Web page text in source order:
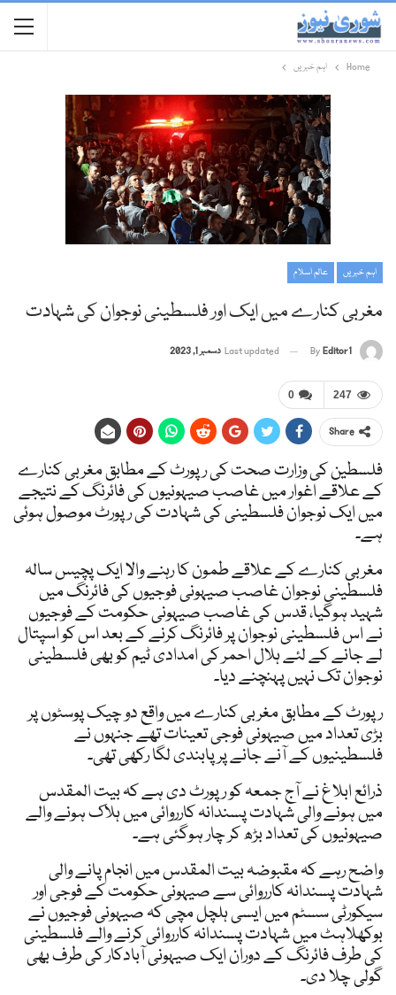
Home اہم خبریں
اہم خبریں عالم اسلام
مغربی کنارے میں ایک اور فلسطینی نوجوان کی شہادت
ByEditor1
Last updated دسمبر 1, 2023
0 247
Share
فلسطین کی وزارت صحت کی رپورٹ کے مطابق مغربی کنارے
کے علاقے اغوار میں غاصب صیہونیوں کی فائرنگ کے نتیجے
میں ایک نوجوان فلسطینی کی شہادت کی رپورٹ موصول ہوئی
ہے۔
مغربی کنارے کے علاقے طمون کا رہنے والا ایک پچیس سالہ
فلسطینی نوجوان غاصب صیہونی فوجیوں کی فائرنگ میں
شہید ہوگیا، قدس کی غاصب صیہونی حکومت کے فوجیوں
نے اس فلسطینی نوجوان پر فائرنگ کرنے کے بعد اس کو اسپتال
لے جانے کے لئے ہلال احمر کی امدادی ٹیم کو بھی فلسطینی
نوجوان تک نہیں پہنچنے دیا۔
رپورٹ کے مطابق مغربی کنارے میں واقع دو چیک پوسٹوں پر
بڑی تعداد میں صیہونی فوجی تعینات تھے جنہوں نے
فلسطینیوں کے آنے جانے پر پابندی لگا رکھی تھی۔
ذرائع ابلاغ نے آج جمعہ کو رپورٹ دی ہے کہ بیت المقدس
میں ہونے والی شہادت پسندانہ کارروائی میں ہلاک ہونے والے
صیہونیوں کی تعداد بڑھ کر چار ہوگئی ہے۔
واضح رہے کہ مقبوضہ بیت المقدس میں انجام پانے والی
شہادت پسندانہ کارروائی سے صیہونی حکومت کے فوجی اور
سیکورٹی سسٹم میں ایسی ہلچل مچی کہ صیہونی فوجیوں نے
بوکھلاہٹ میں شہادت پسندانہ کارروائی کرنے والے فلسطینی
کی طرف فائرنگ کے دوران ایک صیہونی آبادکار کی طرف بھی
گولی چلا دی۔